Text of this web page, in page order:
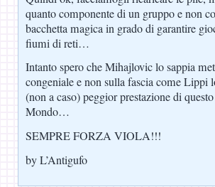
quanto componente di un gruppo e non
bacchetta magica in grado di garantire
fiumi di reti…
Intanto spero che Mihajlovic lo sappia
congeniale e non sulla fascia come Lippi
(non a caso) peggior prestazione di
Mondo…
SEMPRE FORZA VIOLA!!!
by L’Antigufo